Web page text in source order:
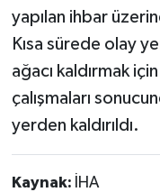
yapılan ihbar
Kısa sürede olay
ağacı kaldırmak
çalışmaları
yerden kaldırıldı.
Kaynak: İHA